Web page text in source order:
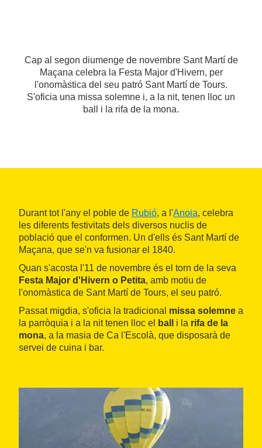
Cap al segon diumenge de novembre Sant Martí de
Maçana celebra la Festa Major d'Hivern, per
l'onomàstica del seu patró Sant Martí de Tours.
S'oficia una missa solemne i, a la nit, tenen lloc un
ball i la rifa de la mona.
Durant tot l'any el poble de Rubió, a l'Anoia, celebra
les diferents festivitats dels diversos nuclis de
població que el conformen. Un d'ells és Sant Martí de
Maçana, que se'n va fusionar el 1840.
Quan s'acosta l'11 de novembre és el torn de la seva
Festa Major d'Hivern o Petita, amb motiu de
l'onomàstica de Sant Martí de Tours, el seu patró.
Passat migdia, s'oficia la tradicional missa solemne a
la parròquia i a la nit tenen lloc el
ball i la rifa de la
mona, a la masia de Ca l'Escolà, que disposarà de
servei de cuina i bar.